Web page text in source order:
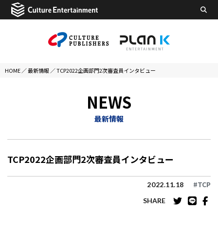
HOME ／最新情報 ／TCP2022企画部門2次審査員インタビュー
NEWS
最新情報
TCP2022企画部門2次審査員インタビュー
2022.11.18 #TCP
SHARE